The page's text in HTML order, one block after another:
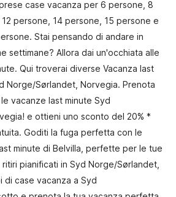
case vacanza per 6 persone, 8
persone, 14 persone, 15 persone e
Stai pensando di andare in
settimane? Allora dai un'occhiata alle
Qui troverai diverse Vacanza last
Norge/Sørlandet, Norvegia. Prenota
vacanze last minute Syd
e ottieni uno sconto del 20% *
Goditi la fuga perfetta con le
minute di Belvilla, perfette per le tue
pianificati in Syd Norge/Sørlandet,
di case vacanza a Syd